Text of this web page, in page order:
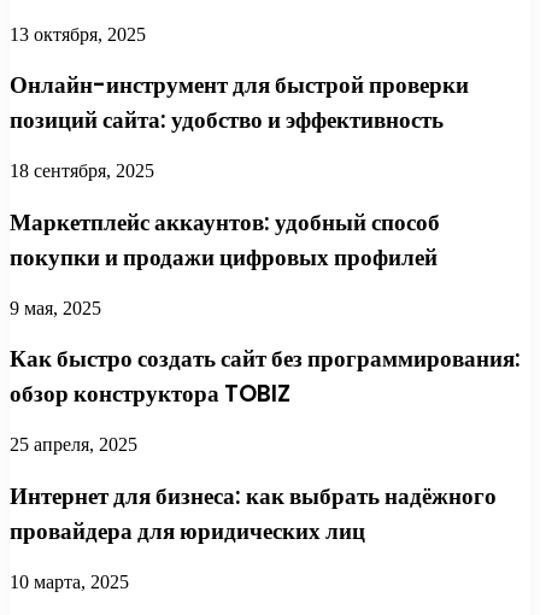
13 октября, 2025
Онлайн-инструмент для быстрой проверки
позиций сайта: удобство и эффективность
18 сентября, 2025
Маркетплейс аккаунтов: удобный способ
покупки и продажи цифровых профилей
9 мая, 2025
Как быстро создать сайт без программирования:
обзор конструктора TOBIZ
25 апреля, 2025
Интернет для бизнеса: как выбрать надёжного
провайдера для юридических лиц
10 марта, 2025